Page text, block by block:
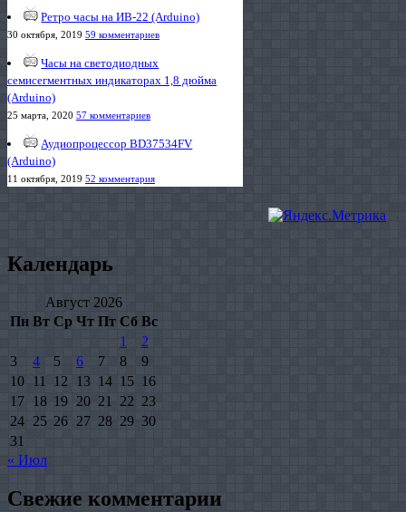
Ретро часы на ИВ-22 (Arduino)
30 октября, 2019 59 комментариев
Часы на светодиодных
семисегментных индикаторах 1,8 дюйма
(Arduino)
25 марта, 2020 57 комментариев
Аудиопроцессор BD37534FV
(Arduino)
11 октября, 2019 52 комментария
Календарь
Август 2026
Пн Вт Ср Чт Пт Сб Вс
1
2
3
4 5 6 7 8
9
10 11 12 13 14 15 16
17
18 19 20 21 22 23
24 25 26 27 28 29 30
31
« Июл
Свежие комментарии